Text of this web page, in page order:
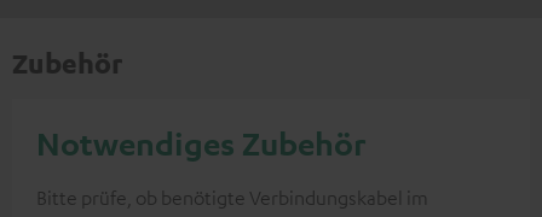
Zubehör
Notwendiges Zubehör
Bitte prüfe, ob benötigte Verbindungskabel im